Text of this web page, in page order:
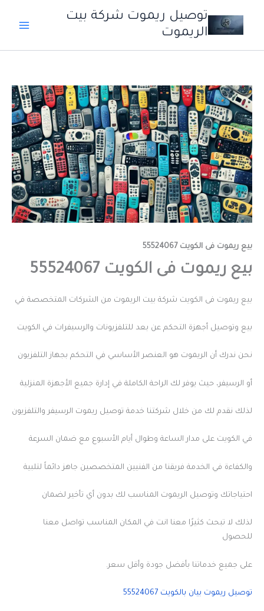
المحتوى
توصيل ريموت شركة بيت
الريموت
بيع ريموت فى الكويت 55524067
بيع ريموت فى الكويت 55524067
بيع ريموت فى الكويت شركة بيت الريموت من الشركات المتخصصة في
بيع وتوصيل أجهزة التحكم عن بعد للتلفزيونات والرسيفرات في الكويت
نحن ندرك أن الريموت هو العنصر الأساسي في التحكم بجهاز التلفزيون
أو الرسيفر، حيث يوفر لك الراحة الكاملة في إدارة جميع الأجهزة المنزلية
لذلك نقدم لك من خلال شركتنا خدمة توصيل ريموت الرسيفر والتلفزيون
في الكويت على مدار الساعة وطوال أيام الأسبوع مع ضمان السرعة
والكفاءة في الخدمة فريقنا من الفنيين المتخصصين جاهز دائماً لتلبية
احتياجاتك وتوصيل الريموت المناسب لك بدون أي تأخير لضمان
لذلك لا تبحث كثيرًا معنا انت في المكان المناسب تواصل معنا
للحصول
على جميع خدماتنا بأفضل جودة وأقل سعر.
توصيل ريموت بيان بالكويت 55524067